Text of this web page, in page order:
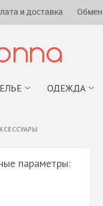
и доставка Обмен
ОДЕЖДА
параметры: